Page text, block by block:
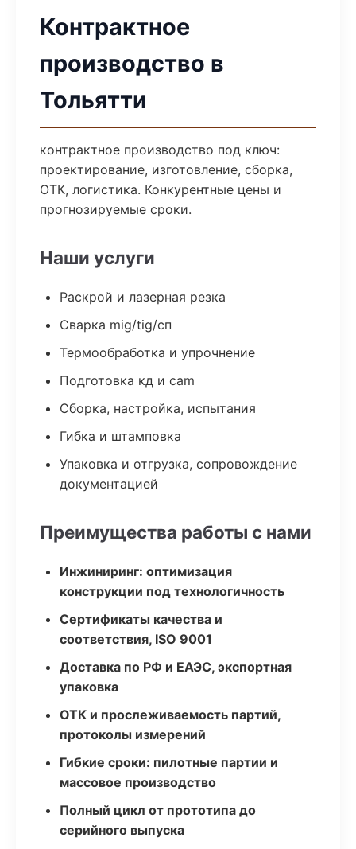
Контрактное
производство в
Тольятти
контрактное производство под ключ:
проектирование, изготовление, сборка,
ОТК, логистика. Конкурентные цены и
прогнозируемые сроки.
Наши услуги
Раскрой и лазерная резка
Сварка mig/tig/сп
Термообработка и упрочнение
Подготовка кд и cam
Сборка, настройка, испытания
Гибка и штамповка
Упаковка и отгрузка, сопровождение
документацией
Преимущества работы с нами
Инжиниринг: оптимизация
конструкции под технологичность
Сертификаты качества и
соответствия, ISO 9001
Доставка по РФ и ЕАЭС, экспортная
упаковка
ОТК и прослеживаемость партий,
протоколы измерений
Гибкие сроки: пилотные партии и
массовое производство
Полный цикл от прототипа до
серийного выпуска